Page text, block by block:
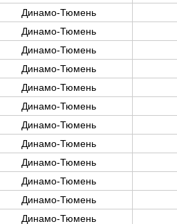
Динамо-Тюмень
Динамо-Тюмень
Динамо-Тюмень
Динамо-Тюмень
Динамо-Тюмень
Динамо-Тюмень
Динамо-Тюмень
Динамо-Тюмень
Динамо-Тюмень
Динамо-Тюмень
Динамо-Тюмень
Динамо-Тюмень